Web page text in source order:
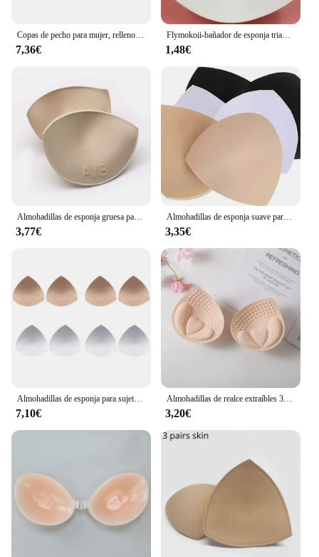
7,36€
Flymokoii-bañador de esponja triangular para mujer, ropa de baño con relleno de realce de pecho, potenciadores de pecho, Sujetador de Bikini blanco Delgado, inserto de espuma, 1 par/lote
1,48€
3,77€
Almohadillas de esponja suave para mujer, Sujetador de triángulo redondo, almohadillas de Sujetador deportivo, almohadillas de Bikini, sujetador de Yoga, traje de baño, inserciones de Sujetador de lactancia
3,35€
7,10€
Almohadillas de realce extraíbles 3D para mujer, ropa interior de realce de pecho, relleno de esponja transpirable, forro de almohadilla, sujetador de traje de baño
3,20€